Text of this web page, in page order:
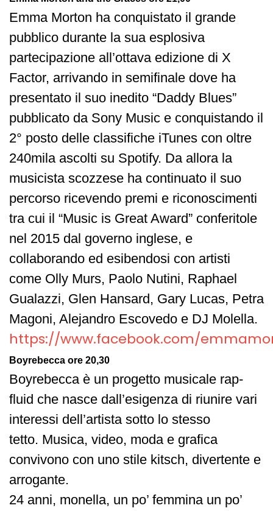
Emma Morton ha conquistato il grande
pubblico durante la sua esplosiva
partecipazione all’ottava edizione di X
Factor, arrivando in semifinale dove ha
presentato il suo inedito “Daddy Blues”
pubblicato da Sony Music e conquistando il
2° posto delle classifiche iTunes con oltre
240mila ascolti su Spotify. Da allora la
musicista scozzese ha continuato il suo
percorso ricevendo premi e riconoscimenti
tra cui il “Music is Great Award” conferitole
nel 2015 dal governo inglese, e
collaborando ed esibendosi con artisti
come Olly Murs, Paolo Nutini, Raphael
Gualazzi, Glen Hansard, Gary Lucas, Petra
Magoni, Alejandro Escovedo e DJ Molella.
https://www.facebook.com/
Boyrebecca ore 20,30
Boyrebecca è un progetto musicale rap-
fluid che nasce dall’esigenza di riunire vari
interessi dell’artista sotto lo stesso
tetto. Musica, video, moda e grafica
convivono con uno stile kitsch, divertente e
arrogante.
24 anni, monella, un po’ femmina un po’